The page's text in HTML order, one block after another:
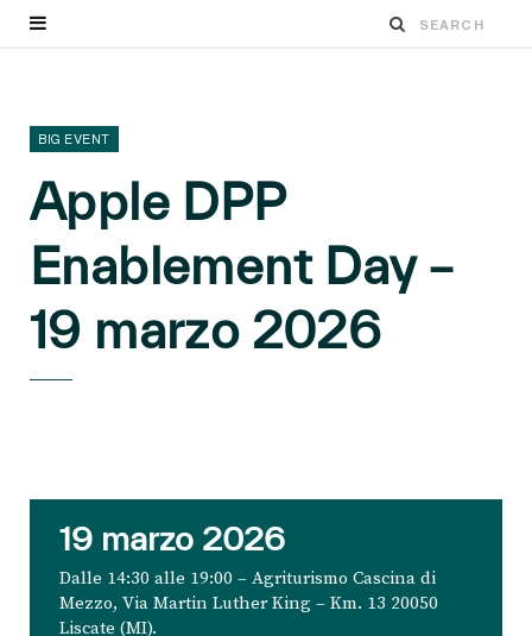
BIG EVENT
Apple DPP
Enablement Day –
19 marzo 2026
19 marzo 2026
Dalle 14:30 alle 19:00 – Agriturismo Cascina di
Mezzo, Via Martin Luther King – Km. 13 20050
Liscate (MI).